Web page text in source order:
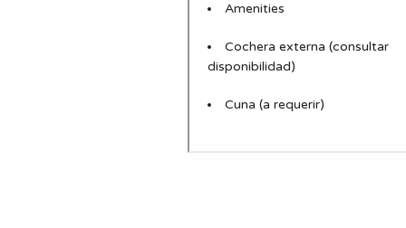
Amenities
Cochera externa (consultar
disponibilidad)
Cuna (a requerir)